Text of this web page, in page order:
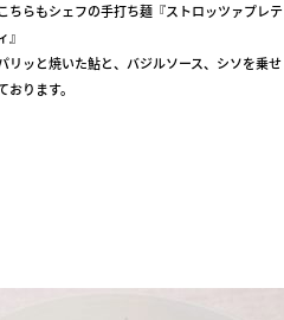
ちらもシェフの手打ち麺『ストロッツァプレテ
』
リッと焼いた鮎と、バジルソース、シソを乗せ
おります。